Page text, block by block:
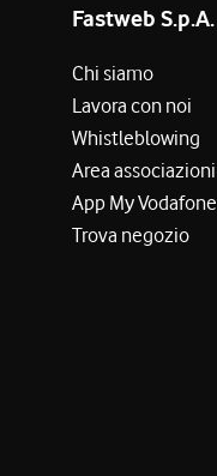
Fastweb S.p.A.
Chi siamo
Lavora con noi
Whistleblowing
Area associazioni
App My Vodafone
Trova negozio